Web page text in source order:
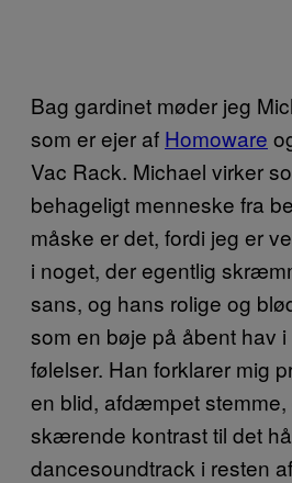
Bag gardinet møder jeg
som er ejer af Homoware
Vac Rack. Michael virker
behageligt menneske fra
måske er det, fordi jeg er
i noget, der egentlig
sans, og hans rolige og
som en bøje på åbent hav
følelser. Han forklarer mig
en blid, afdæmpet stemme,
skærende kontrast til det
dancesoundtrack i resten